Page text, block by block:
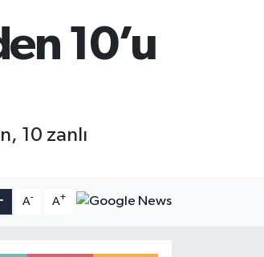
10’u
10 zanlı
A- A+